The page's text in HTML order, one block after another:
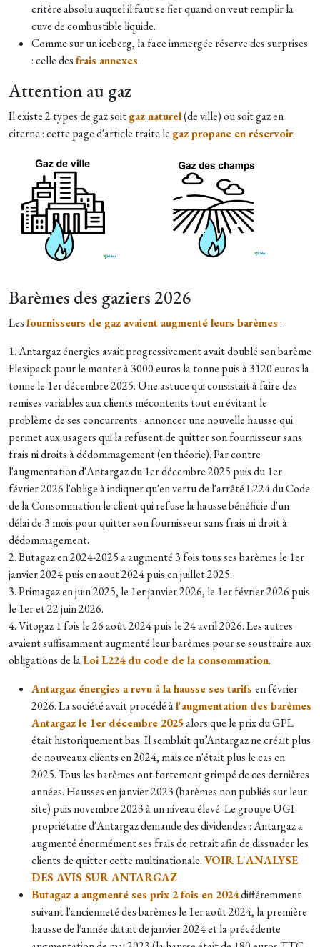
critère absolu auquel il faut se fier quand on veut remplir la
cuve de combustible liquide.
Comme sur un iceberg, la face immergée réserve des surprises
: celle desfrais annexes.
Attention au gaz
Il existe 2 types de gaz soitgaz naturel(de ville) ou soit gaz en
citerne : cette page d'article traite le gaz propane en réservoir.
Barèmes des gaziers 2026
Lesfournisseurs de gaz avaient augmenté leurs barèmes:
1. Antargaz énergies avait progressivement avait doublé son barème
Flexipack pour le monter à 3000 euros la tonne puis à 3120 euros la
tonne le 1er décembre 2025. Une astuce qui consistait à faire des
remises variables aux clients mécontents tout en évitant le
problème de ses concurrents : annoncer une nouvelle hausse qui
permet aux usagers qui la refusent de quitter son fournisseur sans
frais ni droits à dédommagement (en théorie). Par contre
l'augmentation d'Antargaz du 1er décembre 2025 puis du 1er
février 2026 l'oblige à indiquer qu'en vertu de l'arrêté L224 du Code
de la Consommation le client qui refuse la hausse bénéficie d'un
délai de 3 mois pour quitter son fournisseur sans frais ni droit à
dédommagement.
2. Butagaz en 2024-2025 a augmenté 3 fois tous ses barèmes le 1er
janvier 2024 puis en aout 2024 puis en juillet 2025.
3. Primagaz en juin 2025, le 1er janvier 2026, le 1er février 2026 puis
le 1er et 22 juin 2026.
4. Vitogaz 1 fois le 26 août 2024 puis le 24 avril 2026. Les autres
avaient suffisamment augmenté leur barèmes pour se soustraire aux
obligations de laLoi L224 du code de la consommation.
Antargaz énergies a revu à la hausse ses tarifs en février
2026. La société avait procédé àl'augmentation des barèmes
Antargaz le 1er décembre 2025alors que le prix du GPL
était historiquement bas. Il semblait qu’Antargaz ne créait plus
de nouveaux clients en 2024, mais ce n'était plus le cas en
2025. Tous les barèmes ont fortement grimpé de ces dernières
années. Hausses en janvier 2023 (barèmes non publiés sur leur
site) puis novembre 2023 à un niveau élevé. Le groupe UGI
propriétaire d'Antargaz demande des dividendes : Antargaz a
augmenté énormément ses frais de retrait afin de dissuader les
clients de quitter cette multinationale.VOIR L'ANALYSE
DES AVIS SUR ANTARGAZ
Butagaz a augmenté ses prix 2 fois en 2024différemment
suivant l'ancienneté des barèmes le 1er août 2024, la première
hausse de l'année datait de janvier 2024 et la précédente